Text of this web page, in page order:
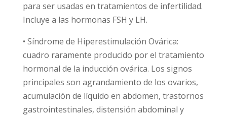
para ser usadas en tratamientos de infertilidad.
Incluye a las hormonas FSH y LH.
• Síndrome de Hiperestimulación Ovárica:
cuadro raramente producido por el tratamiento
hormonal de la inducción ovárica. Los signos
principales son agrandamiento de los ovarios,
acumulación de líquido en abdomen, trastornos
gastrointestinales, distensión abdominal y